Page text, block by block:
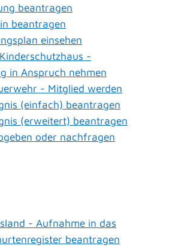
beantragen
beantragen
einsehen
-
in Anspruch nehmen
- Mitglied werden
(einfach) beantragen
(erweitert) beantragen
oder nachfragen
- Aufnahme in das
beantragen